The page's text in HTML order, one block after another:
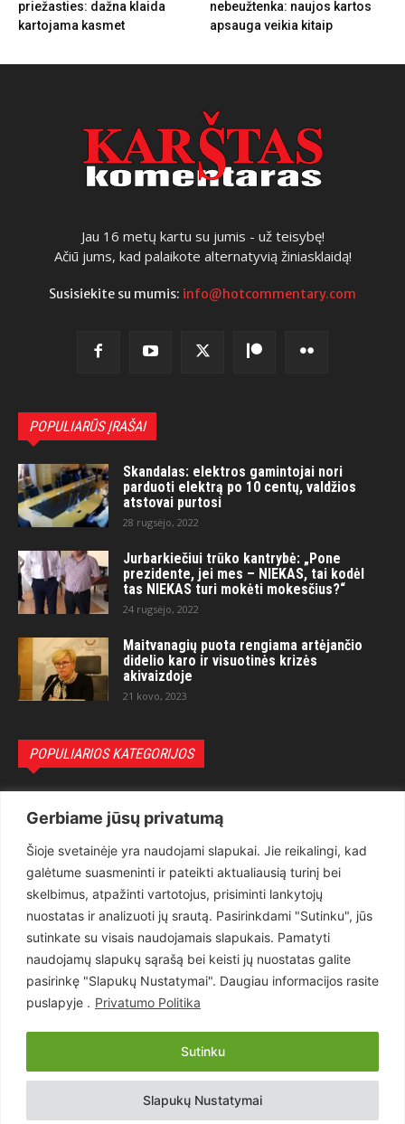
Gerbiame jūsų privatumą
Šioje svetainėje yra naudojami slapukai. Jie reikalingi, kad
galėtume suasmeninti ir pateikti aktualiausią turinį bei
skelbimus, atpažinti vartotojus, prisiminti lankytojų
nuostatas ir analizuoti jų srautą. Pasirinkdami "Sutinku", jūs
sutinkate su visais naudojamais slapukais. Pamatyti
naudojamų slapukų sąrašą bei keisti jų nuostatas galite
pasirinkę "Slapukų Nustatymai". Daugiau informacijos rasite
puslapyje . Privatumo Politika
Slapukų Nustatymai
Sutinku
priežasties: dažna klaida
kartojama kasmet
nebeužtenka: naujos kartos
apsauga veikia kitaip
Jau 16 metų kartu su jumis - už teisybę!
Ačiū jums, kad palaikote alternatyvią žiniasklaidą!
Susisiekite su mumis: info@hotcommentary.com
POPULIARŪS ĮRAŠAI
Skandalas: elektros gamintojai nori
parduoti elektrą po 10 centų, valdžios
atstovai purtosi
28 rugsėjo, 2022
Jurbarkiečiui trūko kantrybė: „Pone
prezidente, jei mes – NIEKAS, tai kodėl
tas NIEKAS turi mokėti mokesčius?“
24 rugsėjo, 2022
Maitvanagių puota rengiama artėjančio
didelio karo ir visuotinės krizės
akivaizdoje
21 kovo, 2023
POPULIARIOS KATEGORIJOS
Teisėsauga
1497
Aktualu
Lietuva
619
Pasaulis
Статьи на русском
Articles in english
Copyright © 2026 UAB „Goruva“. Visos teisės saugomos.